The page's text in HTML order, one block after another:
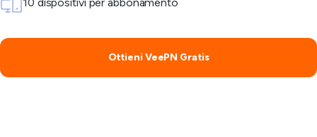
Ottieni VeePN Gratis